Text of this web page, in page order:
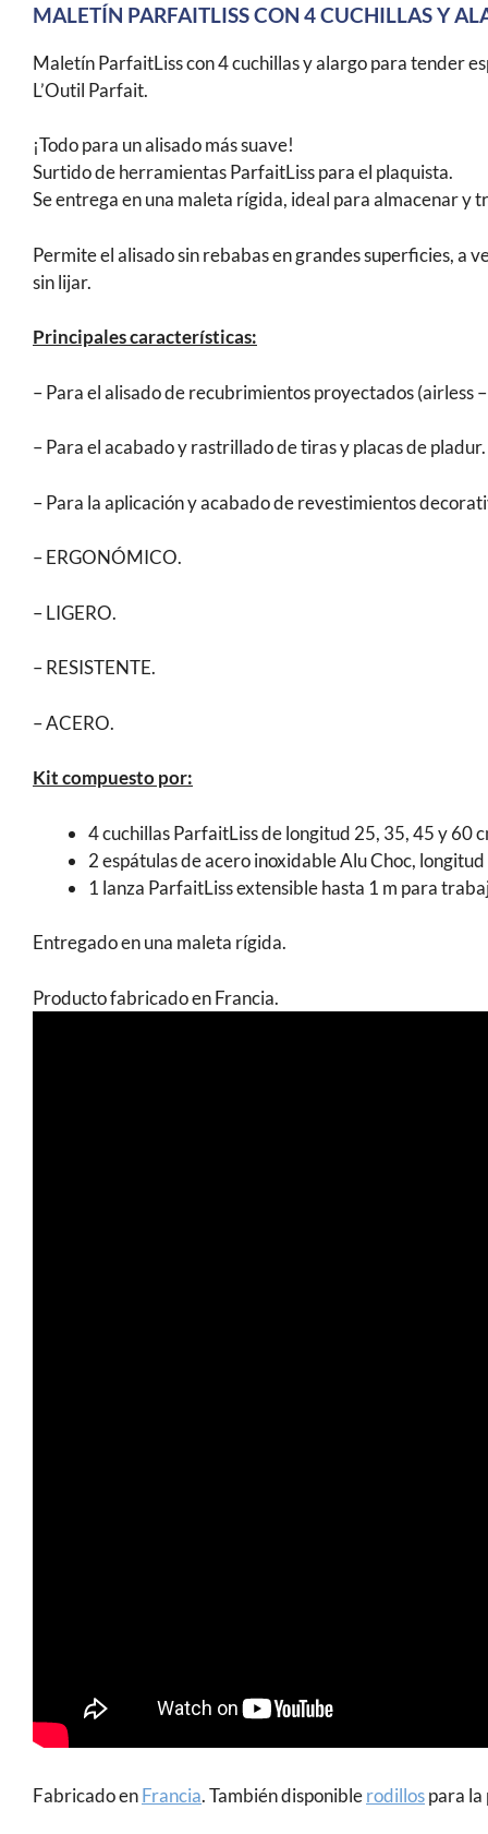
MALETÍN PARFAITLISS CON 4 CUCHILLAS Y
Maletín ParfaitLiss con 4 cuchillas y alargo para tender
L’Outil Parfait.
¡Todo para un alisado más suave!
Surtido de herramientas ParfaitLiss para el plaquista.
Se entrega en una maleta rígida, ideal para almacenar y
Permite el alisado sin rebabas en grandes superficies,
sin lijar.
Principales características:
– Para el alisado de recubrimientos proyectados (airless
– Para el acabado y rastrillado de tiras y placas de pladur.
– Para la aplicación y acabado de revestimientos
– ERGONÓMICO.
– LIGERO.
– RESISTENTE.
– ACERO.
Kit compuesto por:
4 cuchillas ParfaitLiss de longitud 25, 35, 45 y 60
2 espátulas de acero inoxidable Alu Choc,
1 lanza ParfaitLiss extensible hasta 1 m para
Entregado en una maleta rígida.
Producto fabricado en Francia.
Fabricado enFrancia. También disponiblerodillospara la